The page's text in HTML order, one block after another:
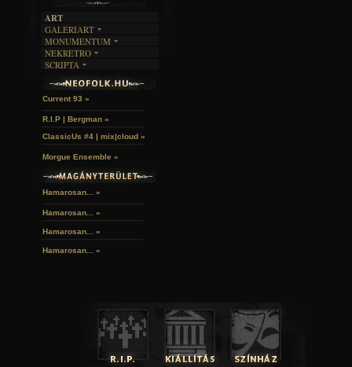
ART
GALERIART
ARTGALERI
KÉPREGÉNYEK
LAKÁSKULTS
MONUMENTUM
TEMETŐK
TEMPLOMOK
VÁRAK
HELYEK
NEKRETRO
SZUBKULT
FEKETE LYUK
RELIKVIÁK
SCRIPTA
NOVELLÁK
Current 93 »
R.I.P | Bergman »
ClassicUs #4 | mix|cloud »
Morgue Ensemble »
Hamarosan... »
Hamarosan... »
Hamarosan... »
Hamarosan... »